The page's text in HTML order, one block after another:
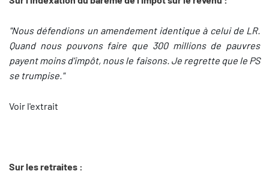
"Nous défendions un amendement identique à celui de LR.
Quand nous pouvons faire que 300 millions de pauvres
payent moins d'impôt, nous le faisons. Je regrette que le PS
se trumpise."
Voir l'extrait
Sur les retraites :